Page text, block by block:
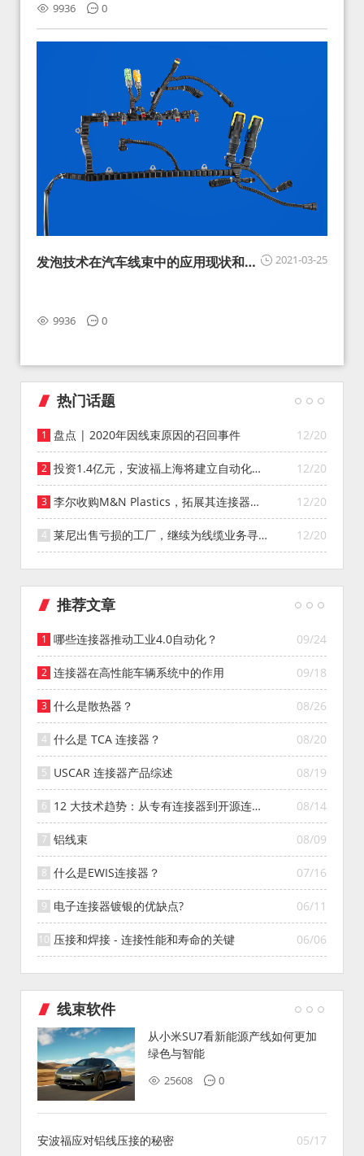
9936 0
2021-03-25
发泡技术在汽车线束中的应用现状和展
9936 0
热门话题
12/20
盘点 | 2020年因线束原因的召回事件
12/20
投资1.4亿元，安波福上海将建立自动化智
能仓库
12/20
李尔收购M&N Plastics，拓展其连接器系
统业务
12/20
莱尼出售亏损的工厂，继续为线缆业务寻找
投资者
推荐文章
09/24
哪些连接器推动工业4.0自动化？
09/18
连接器在高性能车辆系统中的作用
08/26
什么是散热器？
08/20
什么是 TCA 连接器？
08/19
USCAR 连接器产品综述
08/14
12 大技术趋势：从专有连接器到开源连接
器的演变
08/09
铝线束
07/16
什么是EWIS连接器？
06/11
电子连接器镀银的优缺点?
06/06
压接和焊接 - 连接性能和寿命的关键
线束软件
从小米SU7看新能源产线如何更加
绿色与智能
25608 0
05/17
安波福应对铝线压接的秘密